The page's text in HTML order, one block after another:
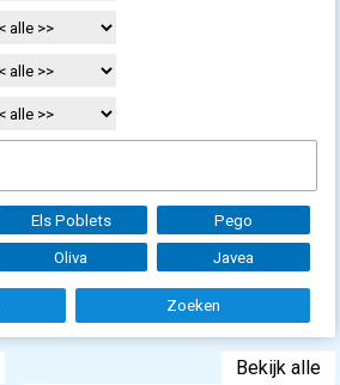
Els Poblets Pego
Oliva Javea
Zoeken
Bekijk alle